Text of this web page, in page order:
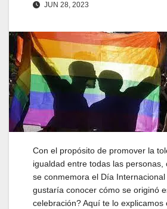
JUN 28, 2023
Con el propósito de promover la
igualdad entre todas las personas,
se conmemora el Día
gustaría conocer cómo se originó
celebración? Aquí te lo explicamos